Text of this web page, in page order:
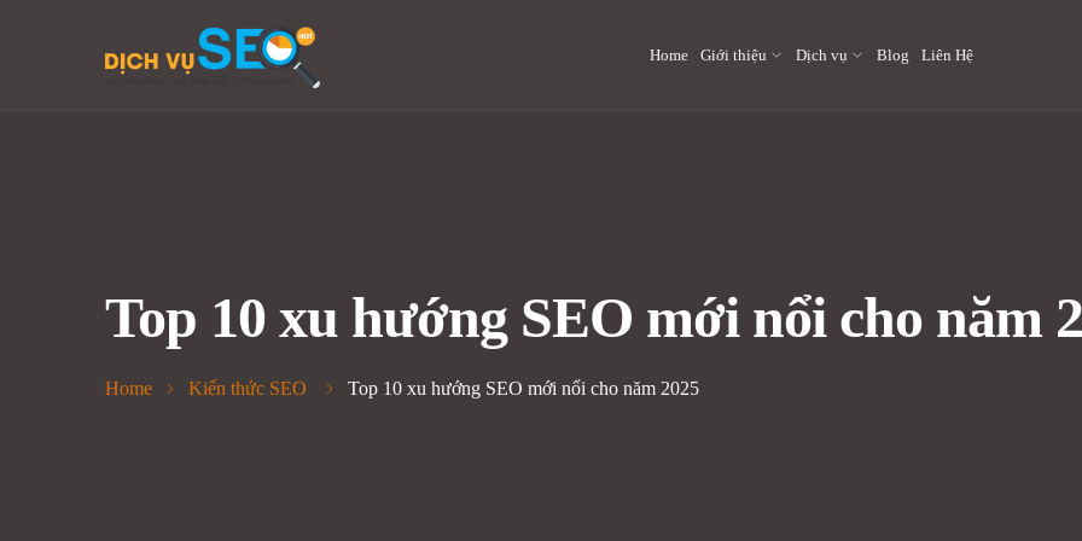
Home Giới thiệu Dịch vụ Blog Liên Hệ
Top 10 xu hướng SEO mới nổi cho năm
Home Kiến thức SEO Top 10 xu hướng SEO mới nổi cho năm 2025